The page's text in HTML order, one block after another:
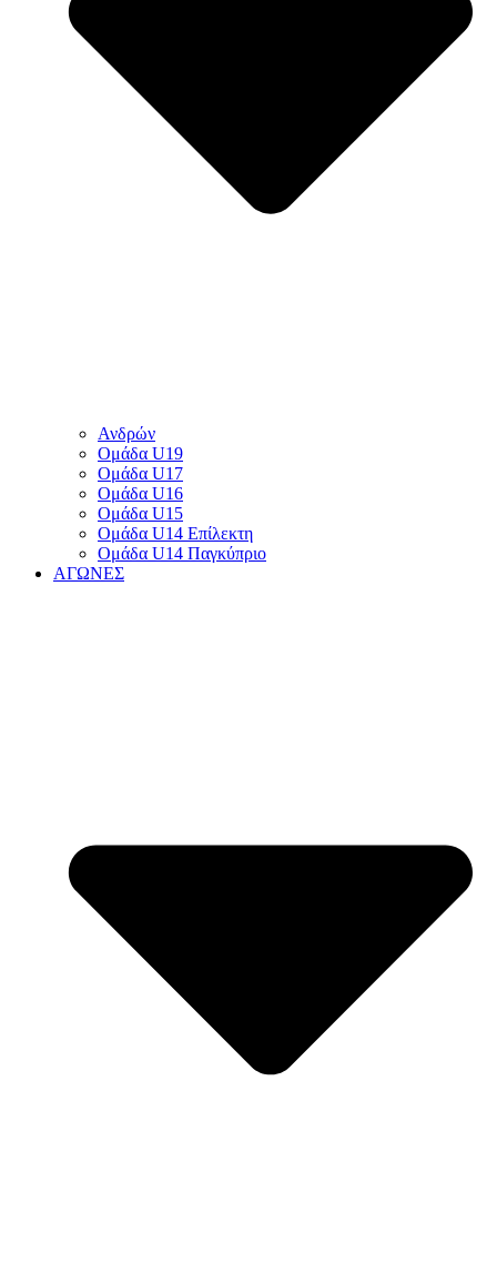
Ανδρών
Ομάδα U19
Ομάδα U17
Ομάδα U16
Ομάδα U15
Ομάδα U14 Επίλεκτη
Ομάδα U14 Παγκύπριο
ΑΓΩΝΕΣ